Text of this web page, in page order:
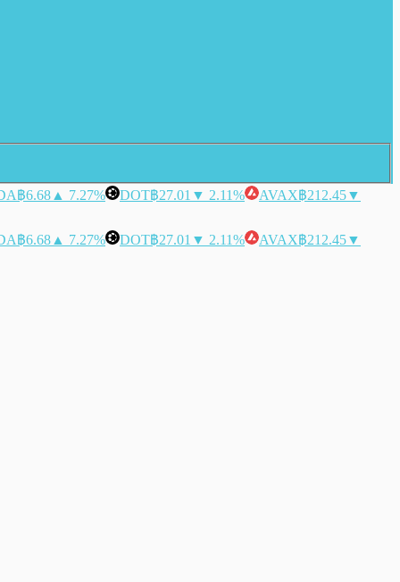
฿6.68 ▲ 7.27% DOT฿27.01 ▼ 2.11% AVAX฿212.45▼
฿6.68 ▲ 7.27% DOT฿27.01 ▼ 2.11% AVAX฿212.45▼